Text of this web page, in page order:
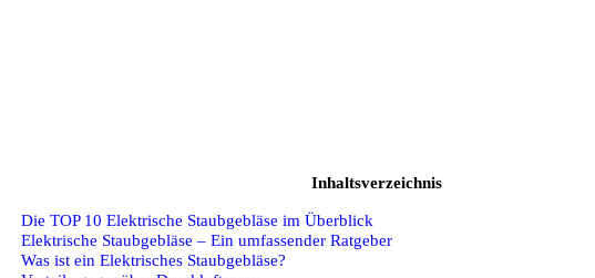
Inhaltsverzeichnis
Die TOP 10 Elektrische Staubgebläse im Überblick
Elektrische Staubgebläse – Ein umfassender Ratgeber
Was ist ein Elektrisches Staubgebläse?